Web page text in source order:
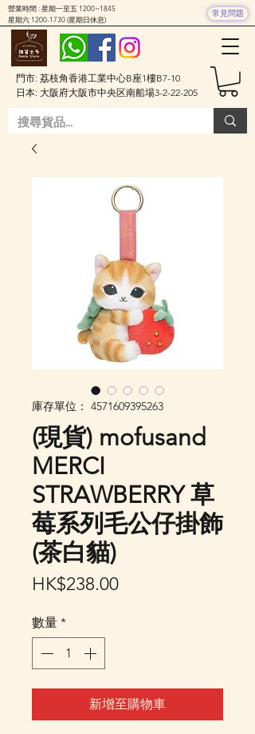
門市: 荔枝角香港工業中心B座1樓B7-10
日本: 大阪府大阪市中央区南船場3-2-22-205
營業時間 : 星期一至五 1200~1845
星期六 1200-1730(星期日休息)
常見問題
庫存單位： 4571609395263
(現貨) mofusand
MERCI
STRAWBERRY 草
莓系列毛公仔掛飾
(茶白貓)
HK$238.00價
數量 *
新增至購物車